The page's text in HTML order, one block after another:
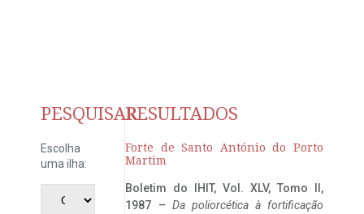
PESQUISAR
Escolha
uma ilha:
RESULTADOS
Forte de Santo António do Porto
Martim
Boletim do IHIT, Vol. XLV, Tomo II,
1987 – Da poliorcética à fortificação